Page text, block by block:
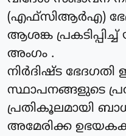
(എഫ്‌സിആർഎ)
ആശങ്ക
അംഗം .
നിർദിഷ്ട
സ്ഥാപനങ്ങളുടെ
പ്രതികൂലമായി
അമേരിക്ക